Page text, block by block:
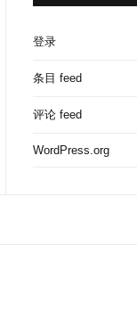
登录
条目 feed
评论 feed
WordPress.org